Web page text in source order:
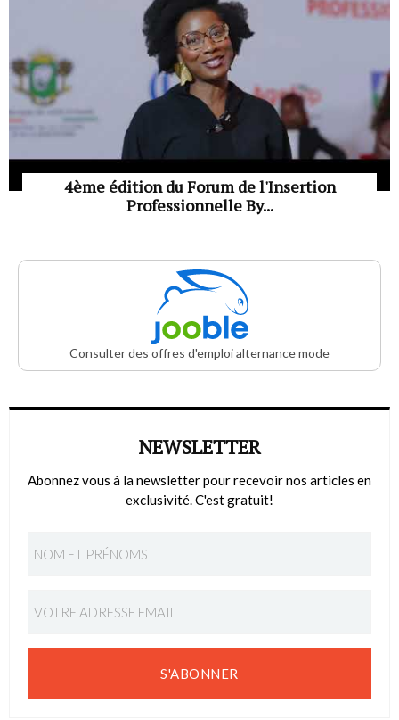
4ème édition du Forum de l'Insertion
Professionnelle By...
Consulter des offres d'emploi alternance mode
NEWSLETTER
Abonnez vous à la newsletter pour recevoir nos articles en
exclusivité. C'est gratuit!
S'ABONNER